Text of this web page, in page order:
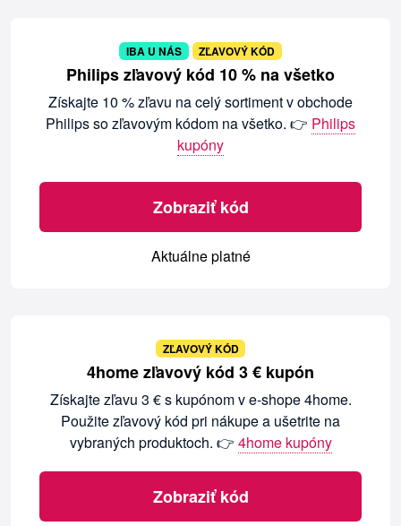
IBA U NÁS ZĽAVOVÝ KÓD
Philips zľavový kód 10 % na všetko
Získajte 10 % zľavu na celý sortiment v obchode
Philips so zľavovým kódom na všetko. 👉 Philips
kupóny
Zobraziť kód
Aktuálne platné
ZĽAVOVÝ KÓD
4home zľavový kód 3 € kupón
Získajte zľavu 3 € s kupónom v e-shope 4home.
Použite zľavový kód pri nákupe a ušetrite na
vybraných produktoch. 👉 4home kupóny
Zobraziť kód